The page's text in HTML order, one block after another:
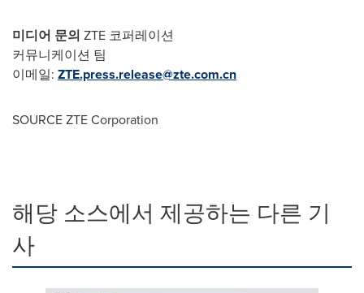
미디어 문의 ZTE 코퍼레이션
커뮤니케이션 팀
이메일: ZTE.press.release@zte.com.cn
SOURCE ZTE Corporation
해당 소스에서 제공하는 다른 기
사